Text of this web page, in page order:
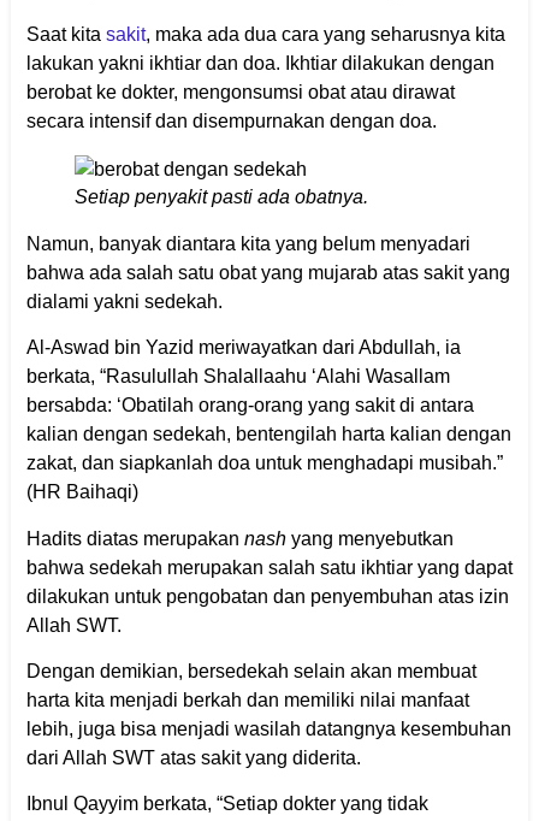
Saat kita sakit, maka ada dua cara yang seharusnya kita
lakukan yakni ikhtiar dan doa. Ikhtiar dilakukan dengan
berobat ke dokter, mengonsumsi obat atau dirawat
secara intensif dan disempurnakan dengan doa.
Setiap penyakit pasti ada obatnya.
Namun, banyak diantara kita yang belum menyadari
bahwa ada salah satu obat yang mujarab atas sakit yang
dialami yakni sedekah.
Al-Aswad bin Yazid meriwayatkan dari Abdullah, ia
berkata, “Rasulullah Shalallaahu ‘Alahi Wasallam
bersabda: ‘Obatilah orang-orang yang sakit di antara
kalian dengan sedekah, bentengilah harta kalian dengan
zakat, dan siapkanlah doa untuk menghadapi musibah.”
(HR Baihaqi)
Hadits diatas merupakan nashyang menyebutkan
bahwa sedekah merupakan salah satu ikhtiar yang dapat
dilakukan untuk pengobatan dan penyembuhan atas izin
Allah SWT.
Dengan demikian, bersedekah selain akan membuat
harta kita menjadi berkah dan memiliki nilai manfaat
lebih, juga bisa menjadi wasilah datangnya kesembuhan
dari Allah SWT atas sakit yang diderita.
Ibnul Qayyim berkata, “Setiap dokter yang tidak